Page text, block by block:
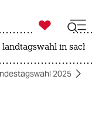

taz zahl ich
landtagswahl in
2025